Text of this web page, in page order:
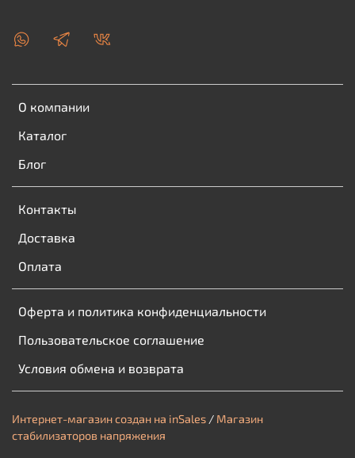
О компании
Каталог
Блог
Контакты
Доставка
Оплата
Оферта и политика конфиденциальности
Пользовательское соглашение
Условия обмена и возврата
Интернет-магазин создан на inSales / Магазин
стабилизаторов напряжения